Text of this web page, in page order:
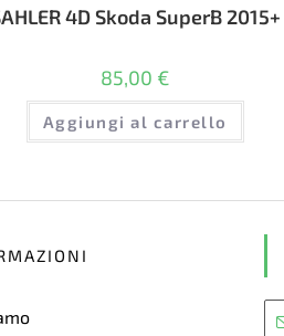
4D Skoda SuperB 2015+
85,00 €
Aggiungi al carrello